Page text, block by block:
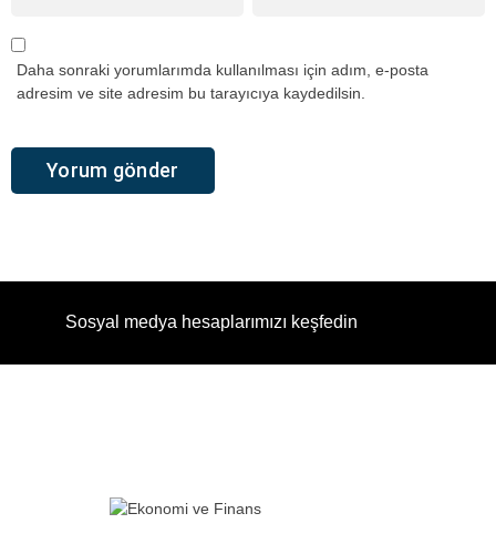
Daha sonraki yorumlarımda kullanılması için adım, e-posta
adresim ve site adresim bu tarayıcıya kaydedilsin.
Sosyal medya hesaplarımızı keşfedin